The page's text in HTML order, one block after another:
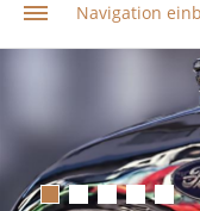
Navigation